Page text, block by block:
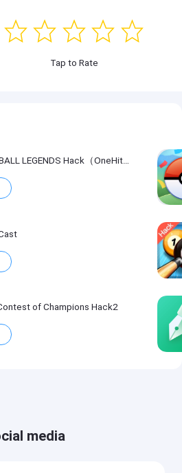
Tap to Rate
DRAGON BALL LEGENDS Hack（OneHitKill）
of Champions Hack2
media